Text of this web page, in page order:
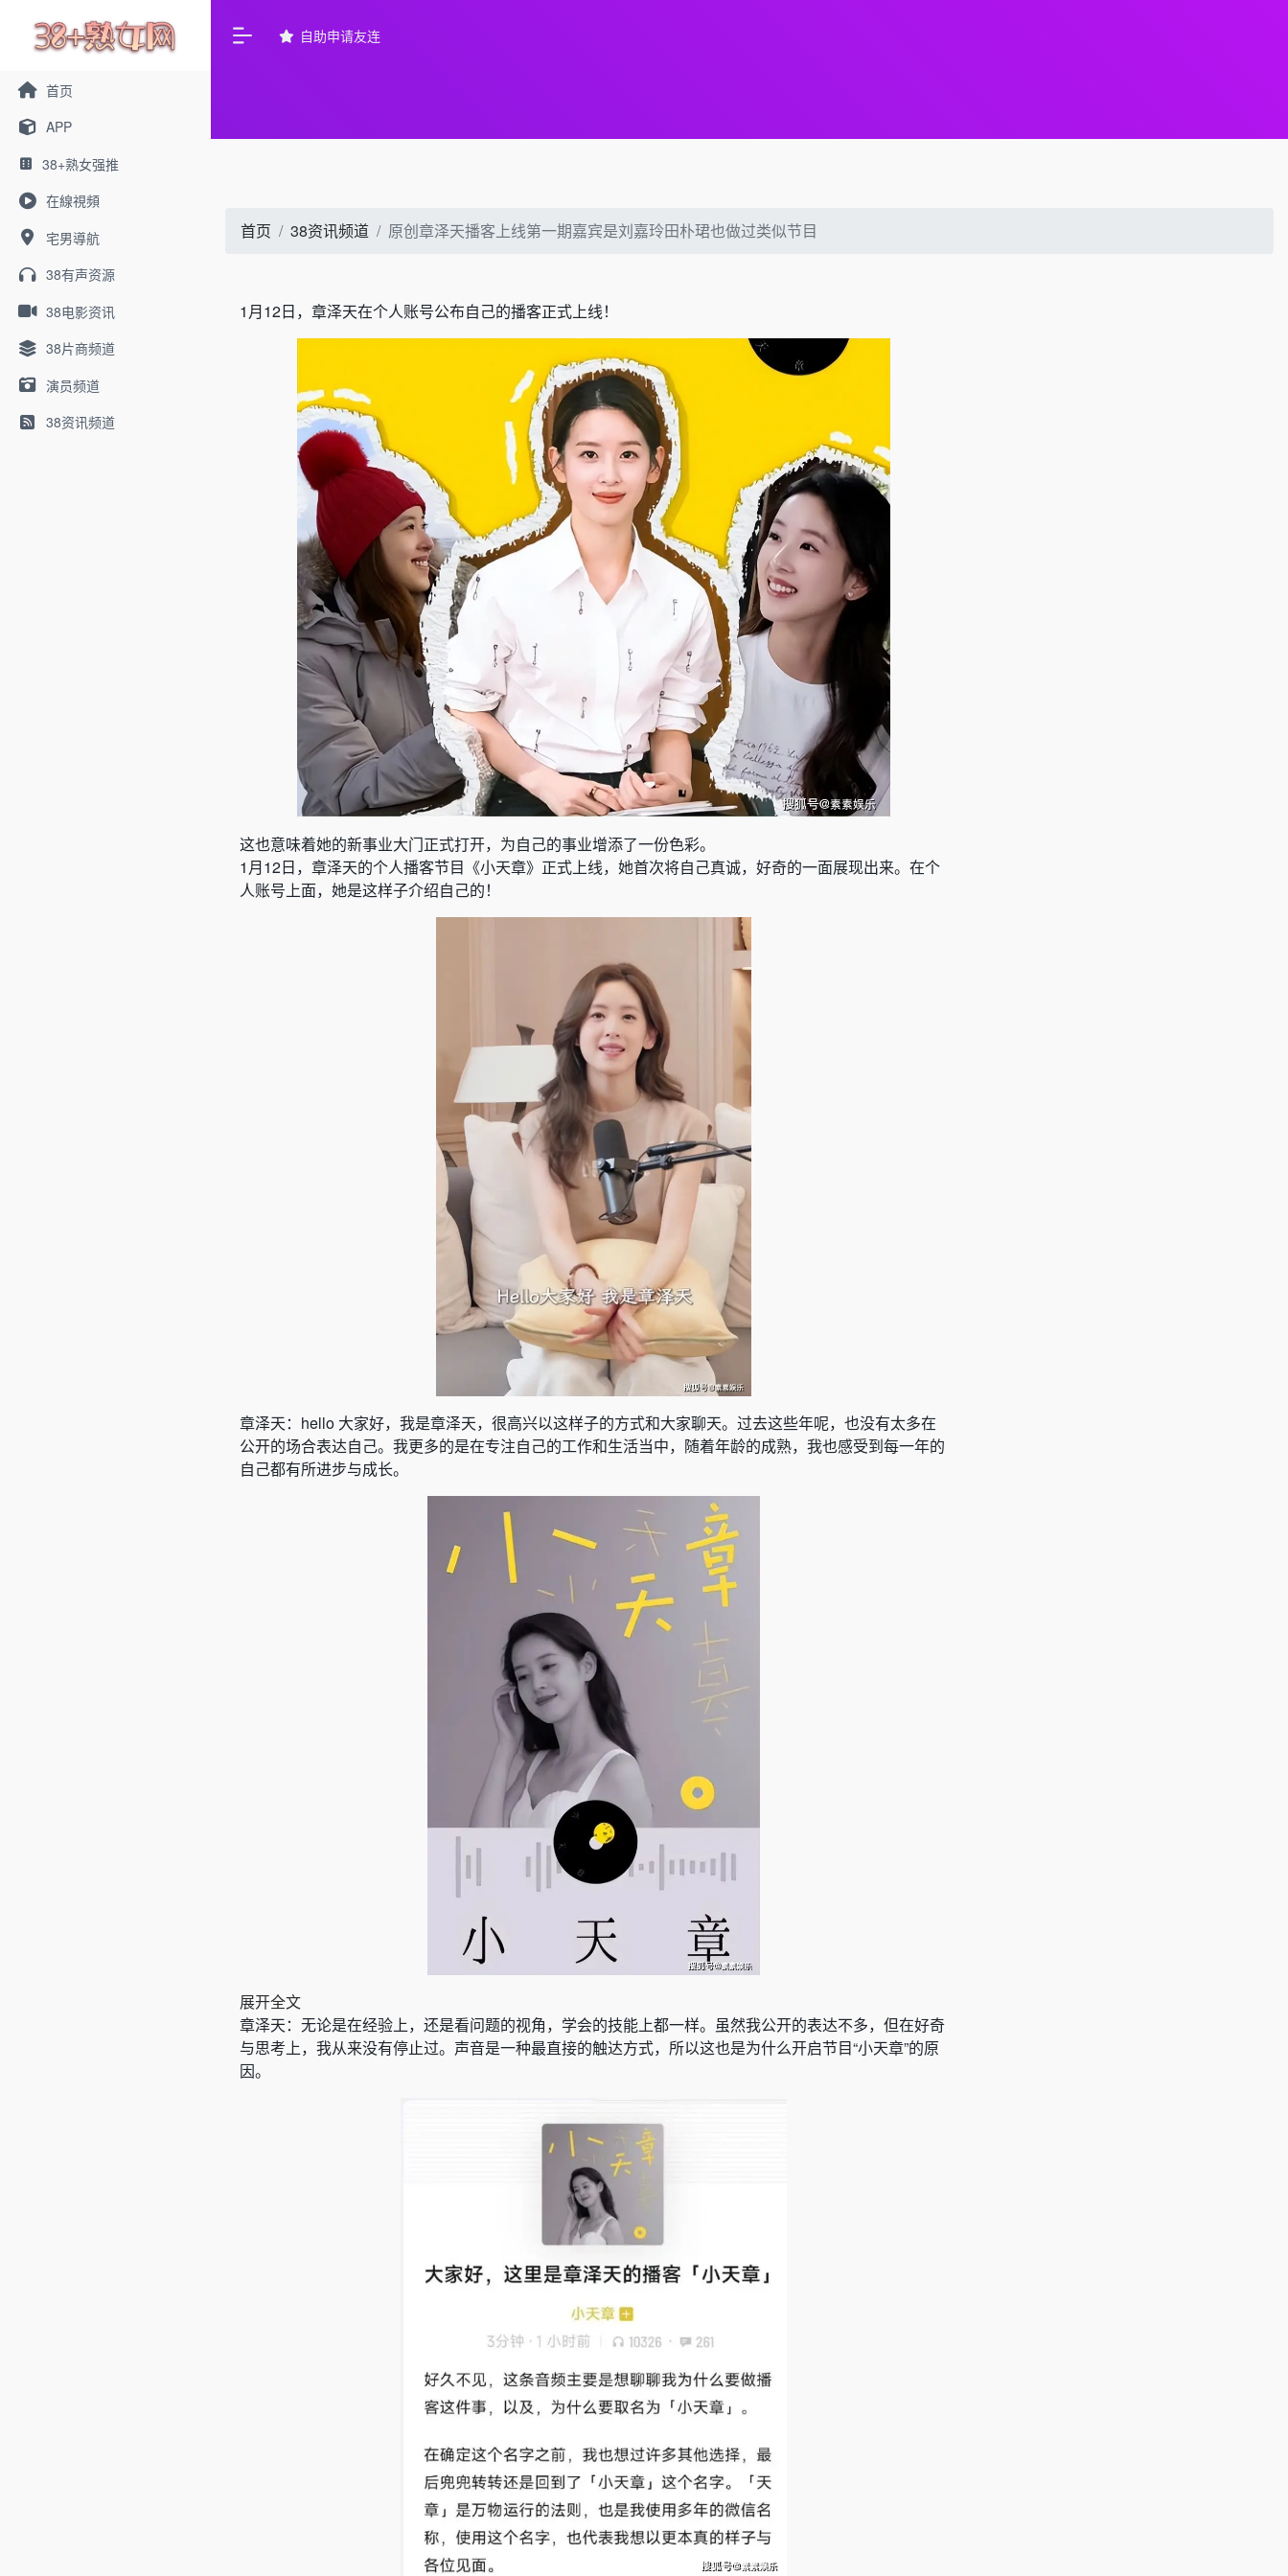
首页
APP
38+熟女强推
在線視頻
宅男導航
38有声资源
38电影资讯
38片商频道
演员频道
38资讯频道
自助申请友连
首页 38资讯频道 原创章泽天播客上线第一期嘉宾是刘嘉玲田朴珺也做过类似节目
1月12日，章泽天在个人账号公布自己的播客正式上线！
这也意味着她的新事业大门正式打开，为自己的事业增添了一份色彩。
1月12日，章泽天的个人播客节目《小天章》正式上线，她首次将自己真诚，好奇的一面展现出来。在个
人账号上面，她是这样子介绍自己的！
章泽天：hello 大家好，我是章泽天，很高兴以这样子的方式和大家聊天。过去这些年呢，也没有太多在
公开的场合表达自己。我更多的是在专注自己的工作和生活当中，随着年龄的成熟，我也感受到每一年的
自己都有所进步与成长。
展开全文
章泽天：无论是在经验上，还是看问题的视角，学会的技能上都一样。虽然我公开的表达不多，但在好奇
与思考上，我从来没有停止过。声音是一种最直接的触达方式，所以这也是为什么开启节目“小天章”的原
因。